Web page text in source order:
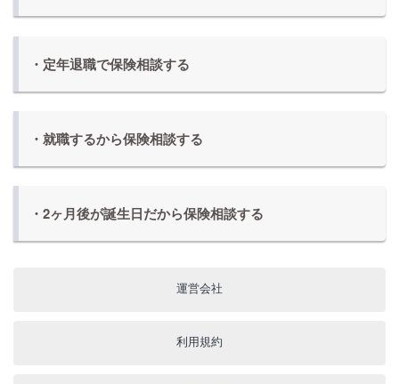
・定年退職で保険相談する
・就職するから保険相談する
・2ヶ月後が誕生日だから保険相談する
運営会社
利用規約